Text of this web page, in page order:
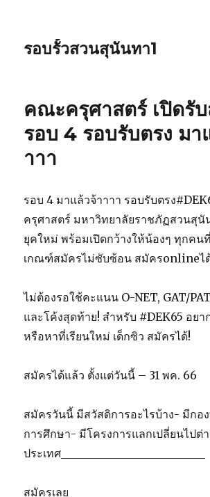
รอบรั้วสวนสุนันทา1
คณะครุศาสตร์ เปิดรั
รอบ 4 รอบรับตรง มา
าาา
รอบ 4 มาแล้วจ้าาาา รอบรับตรง
ครุศาสตร์ มหาวิทยาลัยราชภัฏสวนสุนัน
ยุคใหม่ พร้อมเปิดกว้างให้น้องๆ ทุกคน
เกณฑ์สมัครไม่ซับซ้อน สมัครonlineได้
ไม่ต้องรอใช้คะแนน O-NET, GAT/
และโค้งสุดท้าย! สำหรับ #DEK65 อย
หรือหาที่เรียนใหม่ เด็กซิว สมัครได้!
สมัครได้แล้ว ตั้งแต่วันนี้ – 31 พค. 66
สมัครวันนี้ มีสวัสดิการอะไรบ้าง- มีกอ
การศึกษา- มีโครงการแลกเปลี่ยนไปต่า
ประเทศ__________________________
สมัครเลย